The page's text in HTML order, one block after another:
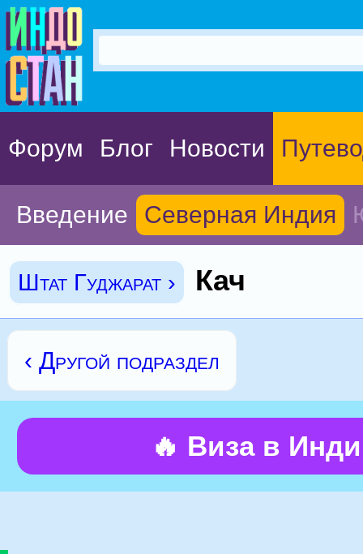
Форум Блог Новости
Введение Северная Индия
Штат Гуджарат › Кач
‹ Другой подраздел
🔥 Виза в